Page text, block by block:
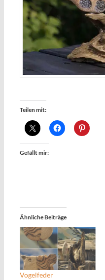
Teilen mit:
Gefällt mir:
Ähnliche Beiträge
Vogelfeder